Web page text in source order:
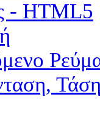
- HTML5